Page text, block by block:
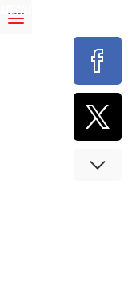
MENU